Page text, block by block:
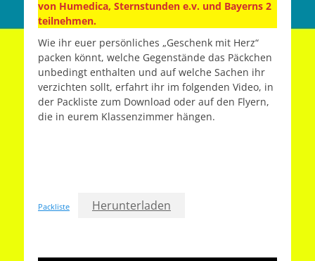
von Humedica, Sternstunden e.v. und Bayerns 2
teilnehmen.
Wie ihr euer persönliches „Geschenk mit Herz“
packen könnt, welche Gegenstände das Päckchen
unbedingt enthalten und auf welche Sachen ihr
verzichten sollt, erfahrt ihr im folgenden Video, in
der Packliste zum Download oder auf den Flyern,
die in eurem Klassenzimmer hängen.
Packliste Herunterladen